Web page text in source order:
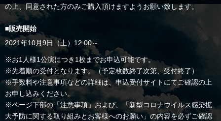
の上、同意された方のみご購入頂けますようお願い致します。
■販売開始
2021年10月9日（土）12:00～
※お1人様1公演につき1枚までお申込可能です。
※先着順の受付となります。（予定枚数終了次第、受付終了）
※手数料や注意事項などの詳細は、申込受付サイトにてご確認の上
お申し込みください。
※ページ下部の「注意事項」および、「新型コロナウイルス感染拡
大予防に関する取り組みとお客様へのお願い」の内容を必ずご確認